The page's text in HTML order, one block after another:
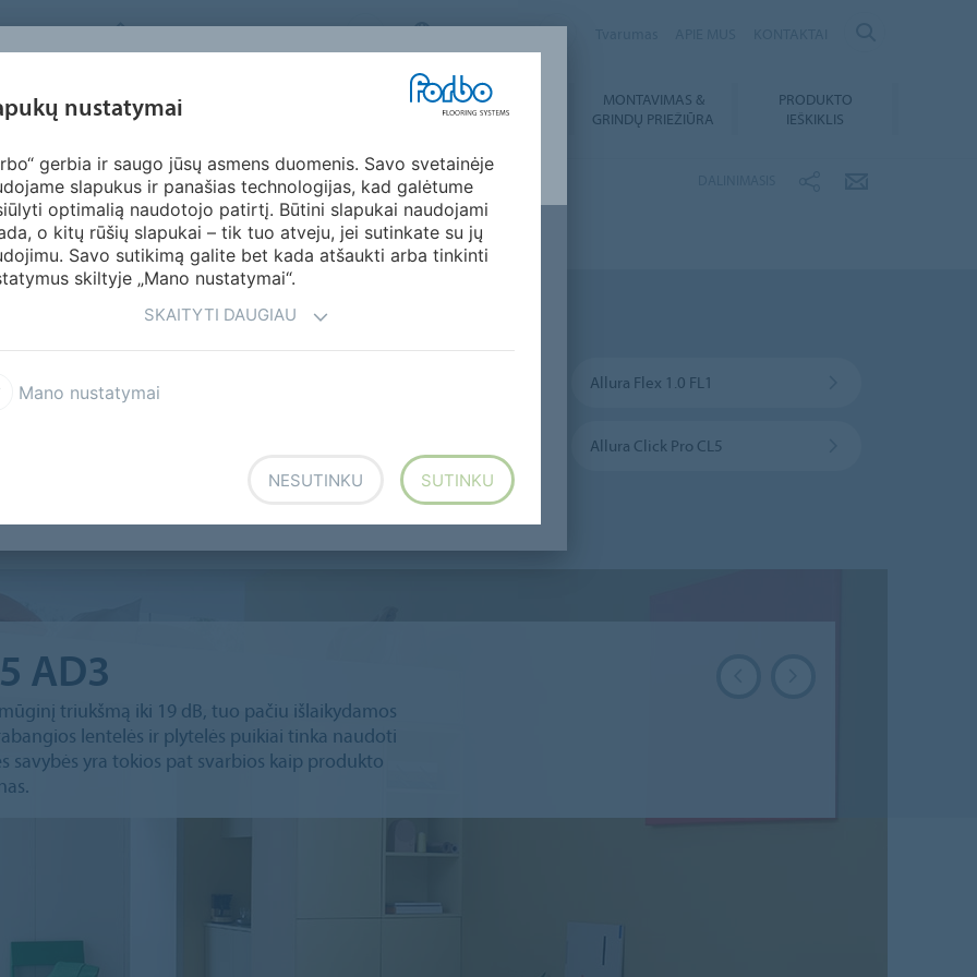
FORBO FLOORING SYSTEMS LITHUANIA
SEGMENTAI TVARUMAS ATSISIUNTIMAI
MONTAVIMAS &
GRINDŲ PRIEŽIŪRA
PRODUKTO
IEŠKIKLIS
0.35 AD3
Allura Flex 1.0 FL1
Allura Click Pro CL5
Enduro Click Decibel 0.55
AD3
triukšmą iki 19 dB, tuo pačiu išlaikydamos
lentelės ir plytelės puikiai tinka naudoti
savybės yra tokios pat svarbios kaip produkto
nustatymai
gerbia ir saugo jūsų asmens duomenis. Savo svetainėje
slapukus ir panašias technologijas, kad galėtume
optimalią naudotojo patirtį. Būtini slapukai naudojami
o kitų rūšių slapukai – tik tuo atveju, jei sutinkate su jų
Savo sutikimą galite bet kada atšaukti arba tinkinti
skiltyje „Mano nustatymai“.
SKAITYTI DAUGIAU
Mano nustatymai
NESUTINKU SUTINKU